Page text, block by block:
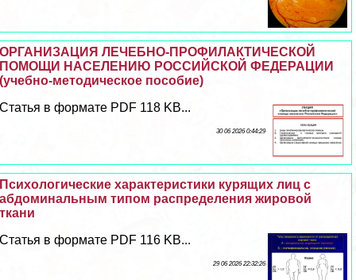
ОРГАНИЗАЦИЯ ЛЕЧЕБНО-ПРОФИЛАКТИЧЕСКОЙ
ПОМОЩИ НАСЕЛЕНИЮ РОССИЙСКОЙ ФЕДЕРАЦИИ
(учебно-методическое пособие)
Статья в формате PDF 118 KB...
30 06 2026 0:44:29
Психологические хаpaктеристики курящих лиц с
абдоминальным типом распределения жировой
ткани
Статья в формате PDF 116 KB...
29 06 2026 22:32:26